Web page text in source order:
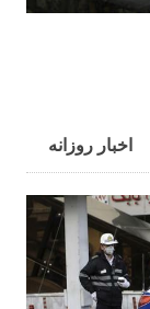
اخبار روزانه